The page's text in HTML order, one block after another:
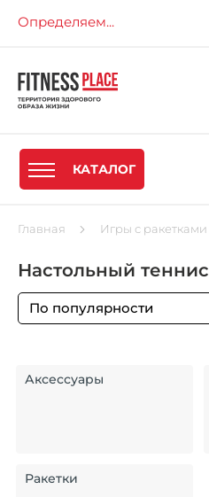
Определяем...
КАТАЛОГ
Главная Игры с ракетками
Настольный теннис
По популярности
Аксессуары
Ракетки